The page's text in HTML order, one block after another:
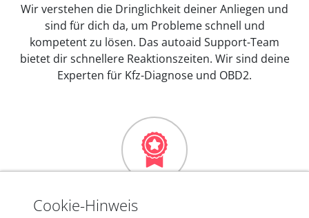
Wir verstehen die Dringlichkeit deiner Anliegen und
sind für dich da, um Probleme schnell und
kompetent zu lösen. Das autoaid Support-Team
bietet dir schnellere Reaktionszeiten. Wir sind deine
Experten für Kfz-Diagnose und OBD2.
Mehr als 10 Jahre Erfahrung
Cookie-Hinweis